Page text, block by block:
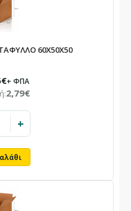
60X50X50
+ ΦΠΑ
2,79€
+